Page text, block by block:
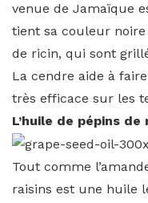
venue de Jamaïque
tient sa couleur
de ricin, qui sont
La cendre aide à
très efficace sur les
L’huile de pépins de
Tout comme
raisins est une huile